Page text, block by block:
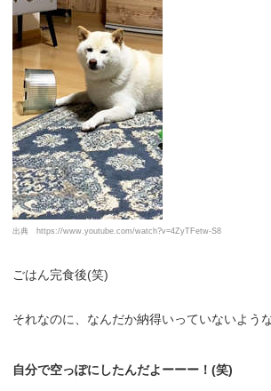
出典 https://www.youtube.com/watch?v=4ZyTFetw-S8
ごはん完食後(笑)
それなのに、なんだか納得いっていないよう
自分で空っぽにしたんだよーーー！(笑)